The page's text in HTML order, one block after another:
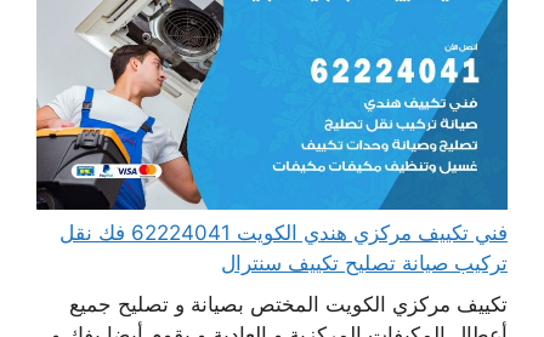
فني تكييف مركزي هندي الكويت 62224041 فك نقل
تركيب صيانة تصليح تكييف سنترال
تكييف مركزي الكويت المختص بصيانة و تصليح جميع